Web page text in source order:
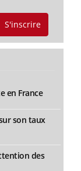
S'inscrire
en France
son taux
des